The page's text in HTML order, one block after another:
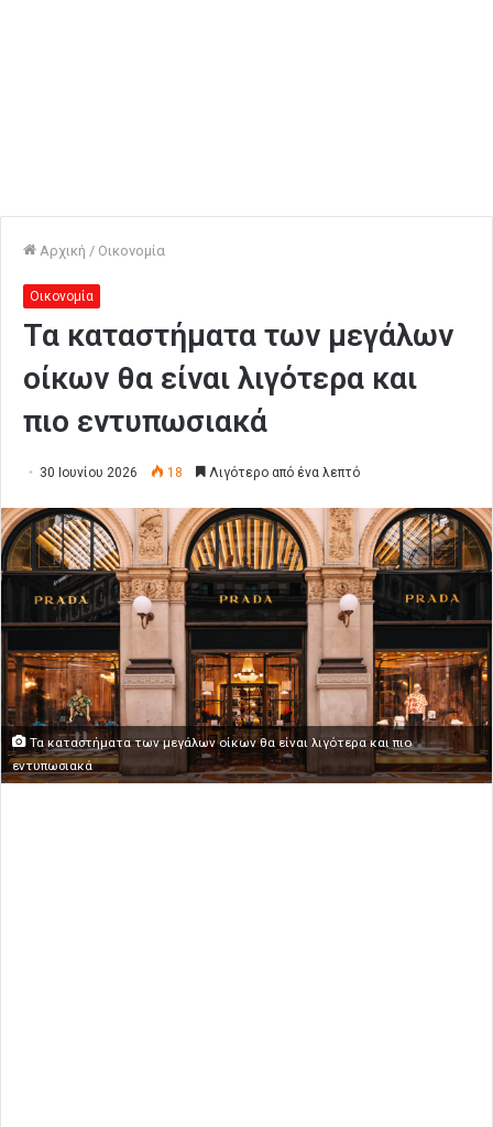
Αρχική / Οικονομία
Οικονομία
Τα καταστήματα των μεγάλων
οίκων θα είναι λιγότερα και
πιο εντυπωσιακά
30 Ιουνίου 2026 18 Λιγότερο από ένα λεπτό
Τα καταστήματα των μεγάλων οίκων θα είναι λιγότερα και πιο
εντυπωσιακά